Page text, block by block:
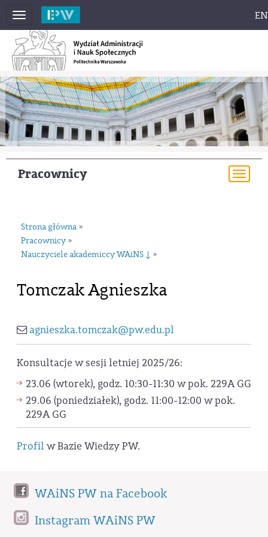
Toggle
navigation
EN
Pracownicy
Strona główna »
Pracownicy »
Nauczyciele akademiccy WAiNS ↓ »
Tomczak Agnieszka
agnieszka.tomczak@pw.edu.pl
Konsultacje w sesji letniej 2025/26:
23.06 (wtorek), godz. 10:30-11:30 w pok. 229A GG
29.06 (poniedziałek), godz. 11:00-12:00 w pok.
229A GG
Profil w Bazie Wiedzy PW.
WAiNS PW na Facebook
Instagram WAiNS PW